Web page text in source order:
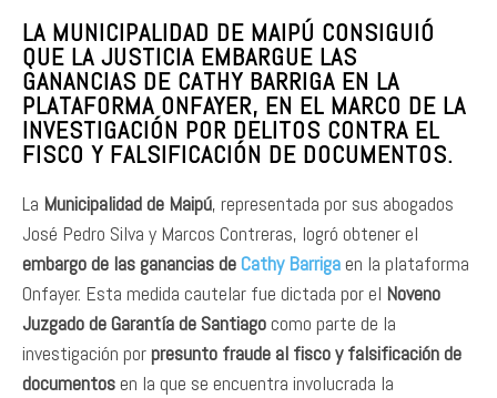
LA MUNICIPALIDAD DE MAIPÚ CONSIGUIÓ
QUE LA JUSTICIA EMBARGUE LAS
GANANCIAS DE CATHY BARRIGA EN LA
PLATAFORMA ONFAYER, EN EL MARCO DE LA
INVESTIGACIÓN POR DELITOS CONTRA EL
FISCO Y FALSIFICACIÓN DE DOCUMENTOS.
La Municipalidad de Maipú, representada por sus abogados
José Pedro Silva y Marcos Contreras, logró obtener el
embargo de las ganancias de Cathy Barrigaen la plataforma
Onfayer. Esta medida cautelar fue dictada por el Noveno
Juzgado de Garantía de Santiagocomo parte de la
investigación porpresunto fraude al fisco y falsificación de
documentosen la que se encuentra involucrada la